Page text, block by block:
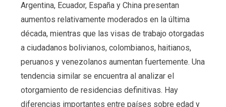
Argentina, Ecuador, España y China presentan
aumentos relativamente moderados en la última
década, mientras que las visas de trabajo otorgadas
a ciudadanos bolivianos, colombianos, haitianos,
peruanos y venezolanos aumentan fuertemente. Una
tendencia similar se encuentra al analizar el
otorgamiento de residencias definitivas. Hay
diferencias importantes entre países sobre edad y